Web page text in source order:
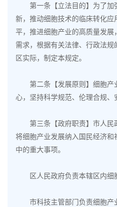
第一条【立法目的】为了加
新，推动细胞技术的临床转化
平，推进细胞产业的高质量发
需求，根据有关法律、行政法
区实际，制定本规定。
第二条【发展原则】细胞产
心，坚持科学规范、伦理合规、
第三条【政府职责】市人民
将细胞产业发展纳入国民经济
中的重大事项。
区人民政府负责本辖区内细
市科技主管部门负责细胞产